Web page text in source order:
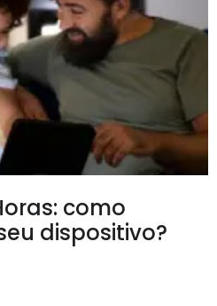
como
dispositivo?